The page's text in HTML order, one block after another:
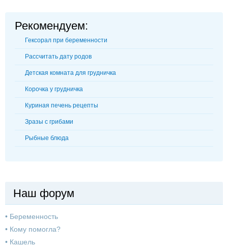
Рекомендуем:
Гексорал при беременности
Рассчитать дату родов
Детская комната для грудничка
Корочка у грудничка
Куриная печень рецепты
Зразы с грибами
Рыбные блюда
Наш форум
• Беременность
• Кому помогла?
• Кашель